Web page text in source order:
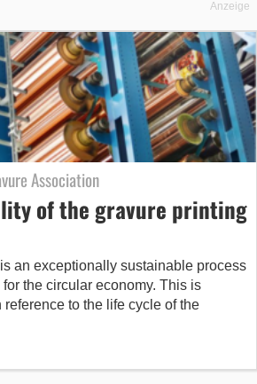
Anzeige
Association
of the gravure printing
an exceptionally sustainable process
the circular economy. This is
to the life cycle of the